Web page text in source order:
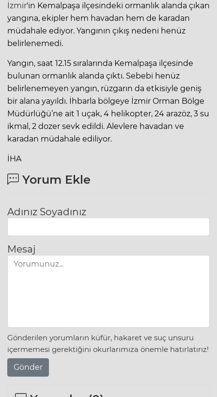
İzmir'in Kemalpaşa ilçesindeki ormanlık alanda çıkan
yangına, ekipler hem havadan hem de karadan
müdahale ediyor. Yangının çıkış nedeni henüz
belirlenemedi.
Yangın, saat 12.15 sıralarında Kemalpaşa ilçesinde
bulunan ormanlık alanda çıktı. Sebebi henüz
belirlenemeyen yangın, rüzgarın da etkisiyle geniş
bir alana yayıldı. İhbarla bölgeye İzmir Orman Bölge
Müdürlüğü’ne ait 1 uçak, 4 helikopter, 24 arazöz, 3 su
ikmal, 2 dozer sevk edildi. Alevlere havadan ve
karadan müdahale ediliyor.
İHA
Yorum Ekle
Adınız Soyadınız
Mesaj
Gönderilen yorumların küfür, hakaret ve suç unsuru
içermemesi gerektiğini okurlarımıza önemle hatırlatırız!
Gönder